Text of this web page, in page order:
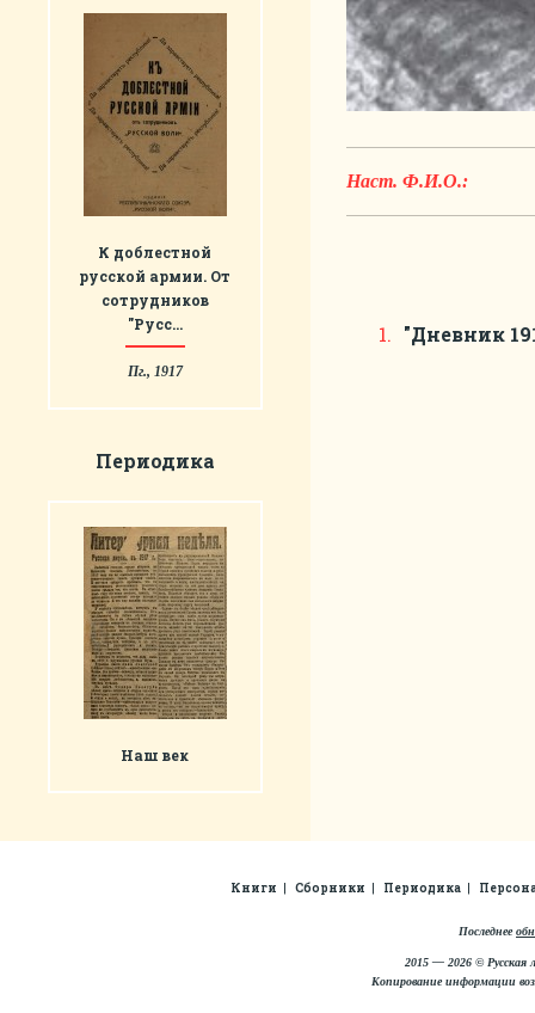
К доблестной
русской армии. От
сотрудников
"Русс…
Пг., 1917
Периодика
Наш век
Наст. Ф.И.О.:
"Дневник
Книги Сборники Периодика
Последнее
2015 — 2026 © Русская
Копирование информации